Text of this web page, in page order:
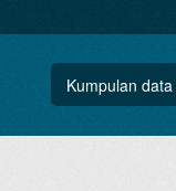
Kumpulan data